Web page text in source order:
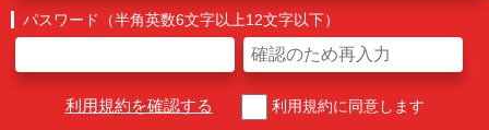
パスワード（半角英数6文字以上12文字以下）
利用規約を確認する 利用規約に同意します